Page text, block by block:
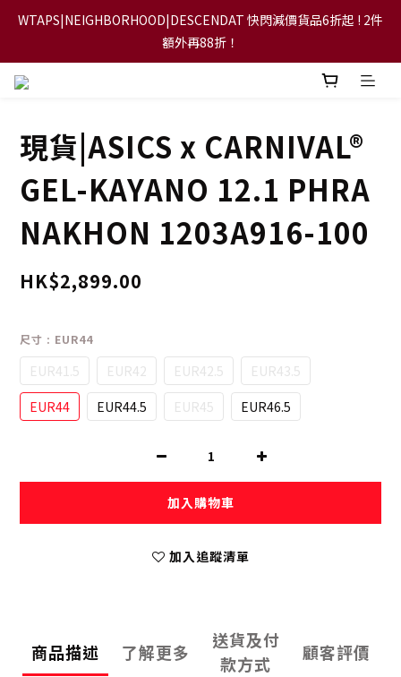
【FLASH SALE 兩件指定現貨產品即享88折】
WTAPS|NEIGHBORHOOD|DESCENDAT 快閃減價貨品6折起 ! 2件
額外再88折！
【立即加入會員，每次消費將可獲禮金回贈下一次使用！】
【FLASH SALE 兩件指定現貨產品即享88折】
現貨|ASICS x CARNIVAL®
GEL-KAYANO 12.1 PHRA
NAKHON 1203A916-100
HK$2,899.00
尺寸 : EUR44
EUR41.5 EUR42 EUR42.5
EUR43.5
EUR44
EUR44.5 EUR45 EUR46.5
加入購物車
加入追蹤清單
商品描述 了解更多
送貨及付
款方式
顧客評價